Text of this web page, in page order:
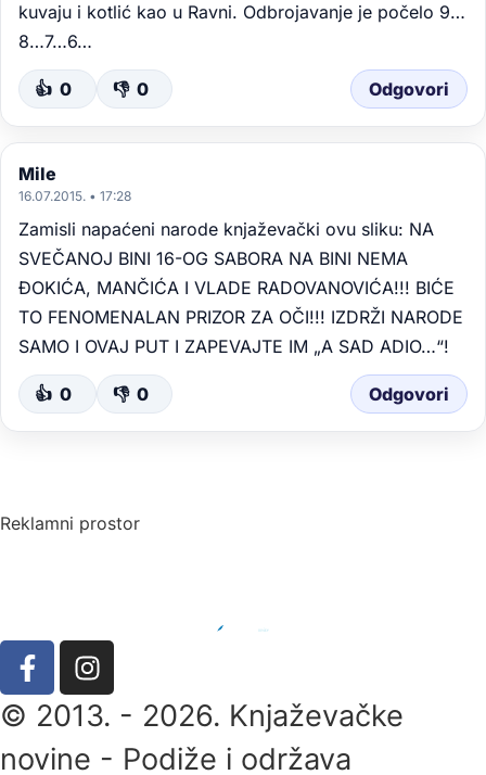
kuvaju i kotlić kao u Ravni. Odbrojavanje je počelo 9…
8…7…6…
👍 0 👎 0 Odgovori
Mile
16.07.2015. • 17:28
Zamisli napaćeni narode knjaževački ovu sliku: NA
SVEČANOJ BINI 16-OG SABORA NA BINI NEMA
ĐOKIĆA, MANČIĆA I VLADE RADOVANOVIĆA!!! BIĆE
TO FENOMENALAN PRIZOR ZA OČI!!! IZDRŽI NARODE
SAMO I OVAJ PUT I ZAPEVAJTE IM „A SAD ADIO…“!
👍 0 👎 0 Odgovori
Reklamni prostor
© 2013. - 2026. Knjaževačke
novine - Podiže i održava